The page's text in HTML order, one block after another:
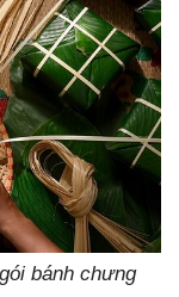
bánh chưng